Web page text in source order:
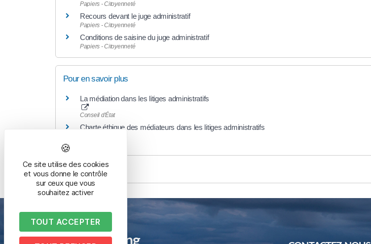
Papiers - Citoyenneté
Recours devant le juge administratif
Papiers - Citoyenneté
Conditions de saisine du juge administratif
Papiers - Citoyenneté
Pour en savoir plus
La médiation dans les litiges administratifs
Conseil d'État
Charte éthique des médiateurs dans les litiges administratifs
Mairie de Bussang
Ce site utilise des cookies
et vous donne le contrôle
sur ceux que vous
souhaitez activer
TOUT ACCEPTER